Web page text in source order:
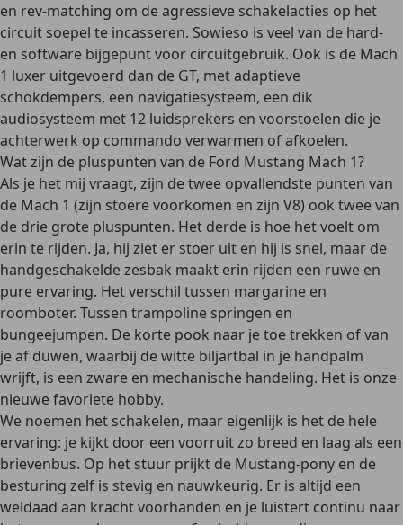
en rev-matching om de agressieve schakelacties op het
circuit soepel te incasseren. Sowieso is veel van de hard-
en software bijgepunt voor circuitgebruik. Ook is de Mach
1 luxer uitgevoerd dan de GT, met adaptieve
schokdempers, een navigatiesysteem, een dik
audiosysteem met 12 luidsprekers en voorstoelen die je
achterwerk op commando verwarmen of afkoelen.
Wat zijn de pluspunten van de Ford Mustang Mach 1?
Als je het mij vraagt, zijn de twee opvallendste punten van
de Mach 1 (zijn stoere voorkomen en zijn V8) ook twee van
de drie grote pluspunten. Het derde is hoe het voelt om
erin te rijden. Ja, hij ziet er stoer uit en hij is snel, maar de
handgeschakelde zesbak maakt erin rijden een ruwe en
pure ervaring. Het verschil tussen margarine en
roomboter. Tussen trampoline springen en
bungeejumpen. De korte pook naar je toe trekken of van
je af duwen, waarbij de witte biljartbal in je handpalm
wrijft, is een zware en mechanische handeling. Het is onze
nieuwe favoriete hobby.
We noemen het schakelen, maar eigenlijk is het de hele
ervaring: je kijkt door een voorruit zo breed en laag als een
brievenbus. Op het stuur prijkt de Mustang-pony en de
besturing zelf is stevig en nauwkeurig. Er is altijd een
weldaad aan kracht voorhanden en je luistert continu naar